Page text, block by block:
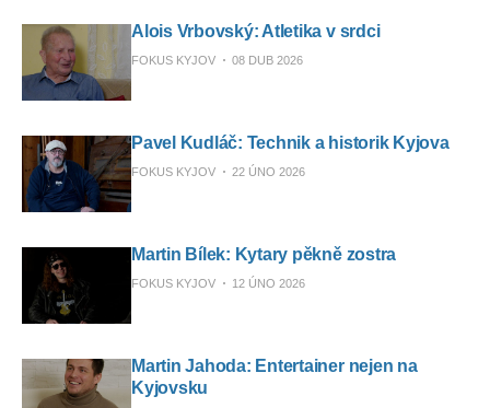
Alois Vrbovský: Atletika v srdci
FOKUS KYJOV 08 DUB 2026
Pavel Kudláč: Technik a historik Kyjova
FOKUS KYJOV 22 ÚNO 2026
Martin Bílek: Kytary pěkně zostra
FOKUS KYJOV 12 ÚNO 2026
Martin Jahoda: Entertainer nejen na
Kyjovsku